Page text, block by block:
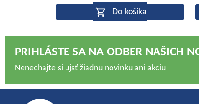
4,5
z
hviezdičiek.
Do košíka
PRIHLÁSTE SA NA ODBER NAŠICH
Nenechajte si ujsť žiadnu novinku ani akciu